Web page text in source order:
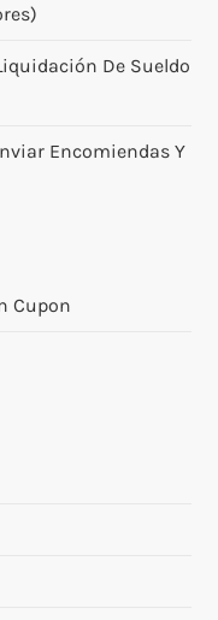
De Sueldo
Encomiendas Y
Cupon